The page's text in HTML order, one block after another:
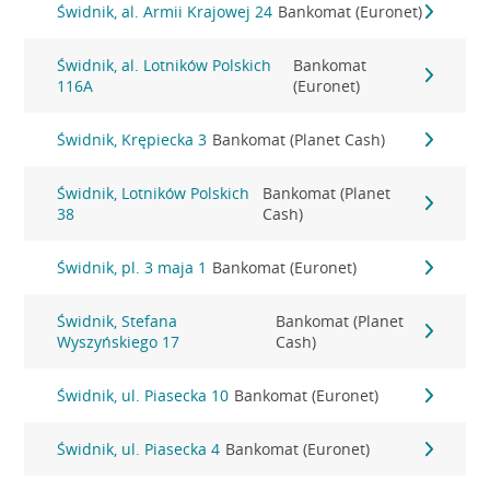
Świdnik, al. Armii Krajowej 24 Bankomat (Euronet)
Świdnik, al. Lotników Polskich
116A
Bankomat
(Euronet)
Świdnik, Krępiecka 3 Bankomat (Planet Cash)
Świdnik, Lotników Polskich
38
Bankomat (Planet
Cash)
Świdnik, pl. 3 maja 1 Bankomat (Euronet)
Świdnik, Stefana
Wyszyńskiego 17
Bankomat (Planet
Cash)
Świdnik, ul. Piasecka 10 Bankomat (Euronet)
Świdnik, ul. Piasecka 4 Bankomat (Euronet)